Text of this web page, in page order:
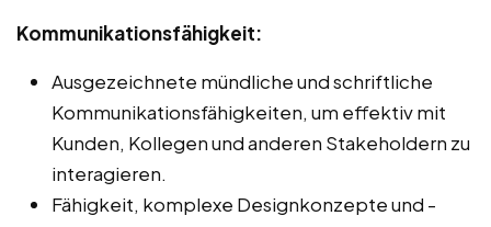
Kommunikationsfähigkeit:
Ausgezeichnete mündliche und schriftliche
Kommunikationsfähigkeiten, um effektiv mit
Kunden, Kollegen und anderen Stakeholdern zu
interagieren.
Fähigkeit, komplexe Designkonzepte und -